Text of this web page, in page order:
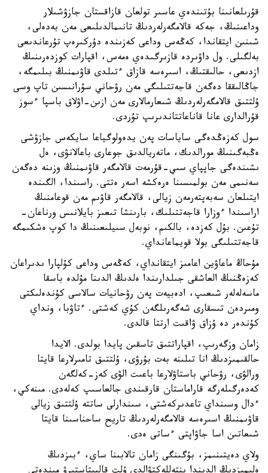
قۇرىلعانىنا بۇتىندەي عاسىر تولعان قازاقستان جازۋشىلار
وداعىنىڭ، جەكە قالامگەرلەردىڭ تانىمالدىلىعى مەن بەدەلى،
شىنىن ايتقاندا، كەڭەس وداعى كەزىندە دۇركىرەپ تۇرعاندىعى
بەلگىلى. ول داۋىردە قازىرگىدەي ەمەس، اقپارات كوزدەرىنىڭ
ازدىعى، حالىقتىڭ، اسىرەسە قازاق ءتىلدى قاۋىمنىڭ بىلىمگە،
جاڭالىققا دەگەن قاجەتتىلىگى مەن رۋحاني سۇرانىسىن تاپ وسى
ۇلتتىق قالامگەرلەردىڭ شىعارمالارى مەن ازىن-اۋلاق باسپا ءسوز
قۇرالدارى عانا قاناعاتتاندىرىپ تۇردى.
سول كەزەڭدەگى ساياسات پەن يدەولوگياعا سايكەس جازۋشى
ەڭبەگىنىڭ مورالدىك، ماتەريالدىق جوعارى باعالانۋى، ەل
ىشىندەگى جاپپاي سىي-قۇرمەت قالامگەر قاۋىمنىڭ وزىنە دەگەن
سەنىمى مەن بولمىسىنا ەرەكشە اسەر ەتتى. راسىندا، الگىندە
ايتىلعان سەبەپتەرمەن زيالى، قالامگەر قاۋىم مەن قوعامنىڭ
اراسىندا ءوزارا قاجەتتىلىك، بارىنشا تىعىز بايلانىس ورناعان-
تۇعىن. بۇل كەزدە، بالكىم، نوبەل سىيلىعىنىڭ دا كوپ ەشكىمگە
قاجەتتىلىگى بولا قويماعانداي.
مۇحاڭ ماعاۋين اعامىز ايتقانداي، كەڭەس وداعى كۇلپارا ىدىراعان
كەزەڭنىڭ العاشقى جىلدارىندا ەلدىڭ الدىنا مۇلدە باسقا
ماسەلەلەر شىعىپ، ادەبيەت پەن رۋحانيات سالاسى كۇندەلىكتى
ومىردەن تىسقارى شەگەرىلگەن كۇي كەشتى. ءتاۋبا، ونداي
كۇندەر دە ۇزاق ۋاقىت ارتتا قالدى.
زامان وزگەرىپ، اقپاراتتىق تاسقىن پايدا بولدى. الايدا
حالقىمىزدىڭ انا تىلىنە بەت بۇرۋى، ۇلتتىق تامىرلارعا قايتا
ورالۋى، رۋحاني باستاۋلارعا باعىت الۋى كەز-كەلگەن
كەدەرگىلەرگە قاراماستان قارقىندى جالعاسىپ كەلەدى. مىنەكي،
ءدال وسىنداي تاعدىركەشتى، سىندارلى ساتتە ۇلتتىق زيالى
قاۋىمنىڭ اسىرەسە قالامگەرلەردىڭ تاريح ساحناسىنا قايتا
شىعاتىن اسا جاۋاپتى ءساتى ەدى.
ولاي دەيتىنىمز، بۇگىنگى زامان تالابىنا ساي، ءبىزدىڭ